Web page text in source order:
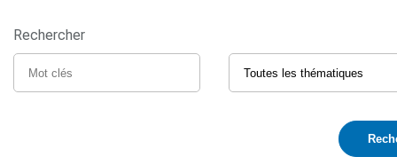
Rechercher